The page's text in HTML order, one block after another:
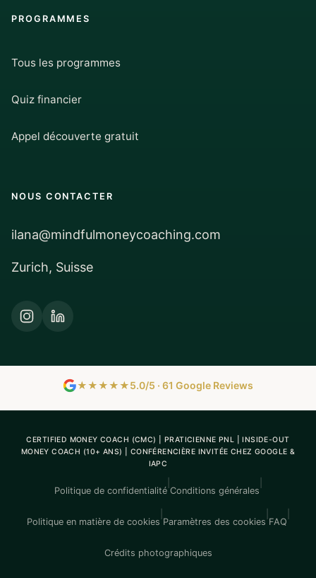
PROGRAMMES
Tous les programmes
Quiz financier
Appel découverte gratuit
NOUS CONTACTER
ilana@mindfulmoneycoaching.com
Zurich, Suisse
★★★★★5.0/5 · 61 Google Reviews
CERTIFIED MONEY COACH (CMC) | PRATICIENNE PNL | INSIDE-OUT
MONEY COACH (10+ ANS) | CONFÉRENCIÈRE INVITÉE CHEZ GOOGLE &
IAPC
Politique de confidentialité Conditions générales
Politique en matière de cookies Paramètres des cookies FAQ
Crédits photographiques